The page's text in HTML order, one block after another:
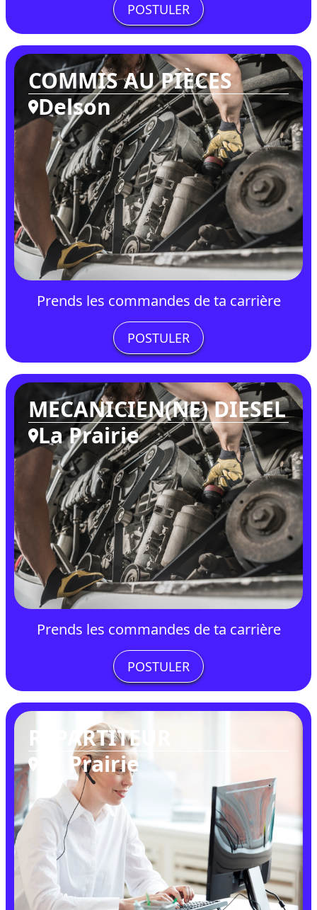
POSTULER
COMMIS AU PIÈCES
Delson
Prends les commandes de ta carrière
POSTULER
MECANICIEN(NE) DIESEL
La Prairie
Prends les commandes de ta carrière
POSTULER
RÉPARTITEUR
La Prairie